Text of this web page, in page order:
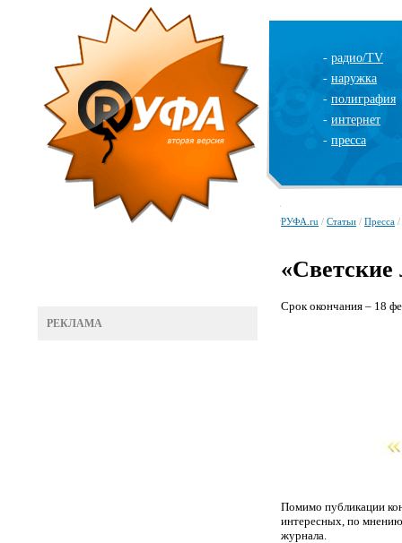
- радио/TV
- наружка
- полиграфия
- интернет
- пресса
РЕКЛАМА
РУФА.ru / Статьи / Пресса /
Срок окончания – 18
Помимо публикации
интересных, по
журнала.